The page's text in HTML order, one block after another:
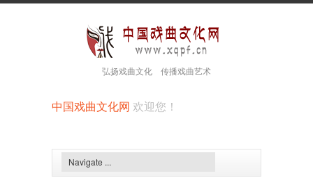
弘扬戏曲文化 传播戏曲艺术
中国戏曲文化网 欢迎您！